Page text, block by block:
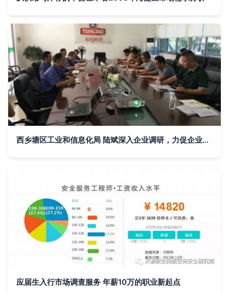
西乡塘区工业和信息化局 陆斌深入企业调研，力促企业转型升级与市场调研服务
应届生入行市场调查服务 年薪10万的职业新起点